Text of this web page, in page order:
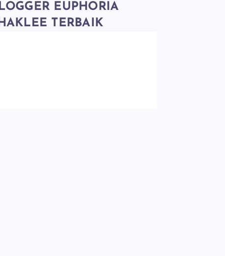
EUPHORIA
TERBAIK